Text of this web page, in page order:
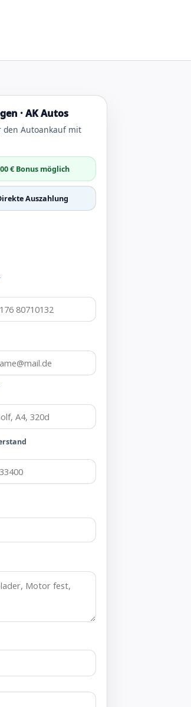
· AK Autos
den Autoankauf mit
€ Bonus möglich
Auszahlung